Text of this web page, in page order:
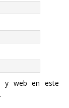
y web en este